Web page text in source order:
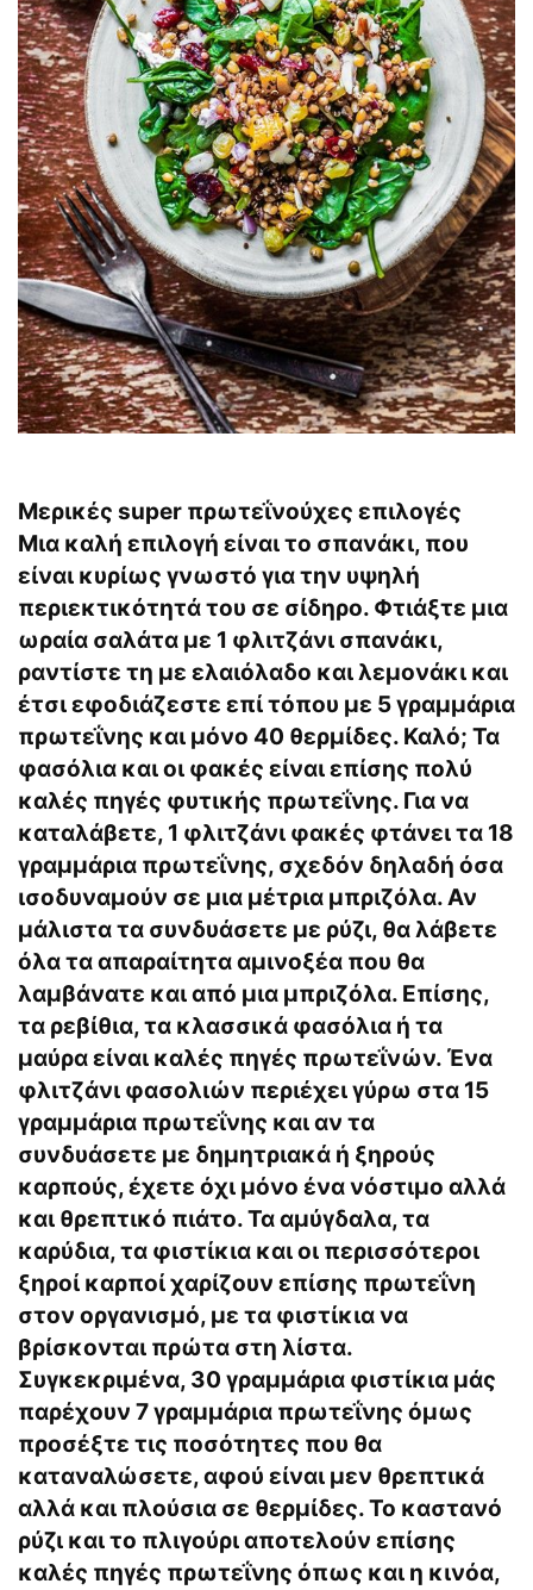
Μερικές super πρωτεΐνούχες επιλογές
Μια καλή επιλογή είναι το σπανάκι, που
είναι κυρίως γνωστό για την υψηλή
περιεκτικότητά του σε σίδηρο. Φτιάξτε μια
ωραία σαλάτα με 1 φλιτζάνι σπανάκι,
ραντίστε τη με ελαιόλαδο και λεμονάκι και
έτσι εφοδιάζεστε επί τόπου με 5 γραμμάρια
πρωτεΐνης και μόνο 40 θερμίδες. Καλό; Τα
φασόλια και οι φακές είναι επίσης πολύ
καλές πηγές φυτικής πρωτεΐνης. Για να
καταλάβετε, 1 φλιτζάνι φακές φτάνει τα 18
γραμμάρια πρωτεΐνης, σχεδόν δηλαδή όσα
ισοδυναμούν σε μια μέτρια μπριζόλα. Αν
μάλιστα τα συνδυάσετε με ρύζι, θα λάβετε
όλα τα απαραίτητα αμινοξέα που θα
λαμβάνατε και από μια μπριζόλα. Επίσης,
τα ρεβίθια, τα κλασσικά φασόλια ή τα
μαύρα είναι καλές πηγές πρωτεΐνών. Ένα
φλιτζάνι φασολιών περιέχει γύρω στα 15
γραμμάρια πρωτεΐνης και αν τα
συνδυάσετε με δημητριακά ή ξηρούς
καρπούς, έχετε όχι μόνο ένα νόστιμο αλλά
και θρεπτικό πιάτο. Τα αμύγδαλα, τα
καρύδια, τα φιστίκια και οι περισσότεροι
ξηροί καρποί χαρίζουν επίσης πρωτεΐνη
στον οργανισμό, με τα φιστίκια να
βρίσκονται πρώτα στη λίστα.
Συγκεκριμένα, 30 γραμμάρια φιστίκια μάς
παρέχουν 7 γραμμάρια πρωτεΐνης όμως
προσέξτε τις ποσότητες που θα
καταναλώσετε, αφού είναι μεν θρεπτικά
αλλά και πλούσια σε θερμίδες. Το καστανό
ρύζι και το πλιγούρι αποτελούν επίσης
καλές πηγές πρωτεΐνης όπως και η κινόα,